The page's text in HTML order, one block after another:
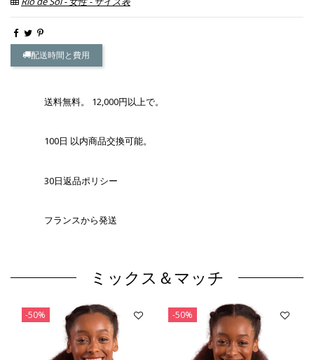
配送時間と費用
送料無料。 12,000円以上で。
100日 以内商品交換可能。
30日返品ポリシー
フランスから発送
ミックス＆マッチ
-50% -50%